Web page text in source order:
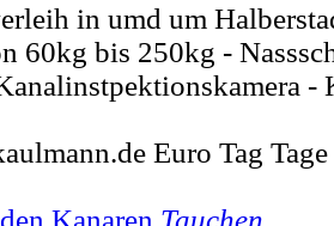
in umd um
60kg bis 250kg -
-
Euro Tag
Kanaren Tauchen